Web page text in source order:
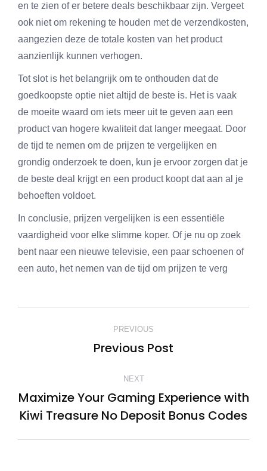
en te zien of er betere deals beschikbaar zijn. Vergeet
ook niet om rekening te houden met de verzendkosten,
aangezien deze de totale kosten van het product
aanzienlijk kunnen verhogen.
Tot slot is het belangrijk om te onthouden dat de
goedkoopste optie niet altijd de beste is. Het is vaak
de moeite waard om iets meer uit te geven aan een
product van hogere kwaliteit dat langer meegaat. Door
de tijd te nemen om de prijzen te vergelijken en
grondig onderzoek te doen, kun je ervoor zorgen dat je
de beste deal krijgt en een product koopt dat aan al je
behoeften voldoet.
In conclusie, prijzen vergelijken is een essentiële
vaardigheid voor elke slimme koper. Of je nu op zoek
bent naar een nieuwe televisie, een paar schoenen of
een auto, het nemen van de tijd om prijzen te verg
NAVIGATION
PREVIOUS
Previous
Previous Post
NEXT
Next
post:
Maximize Your Gaming Experience with
Kiwi Treasure No Deposit Bonus Codes